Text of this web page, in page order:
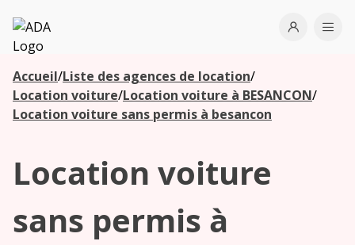
ADA
Open
Accueil/Liste des agences de location/
Location voiture/Location voiture à BESANCON/
Location voiture sans permis à besancon
Location voiture
sans permis à
Les
agences à
proximité
Commencez
recherche